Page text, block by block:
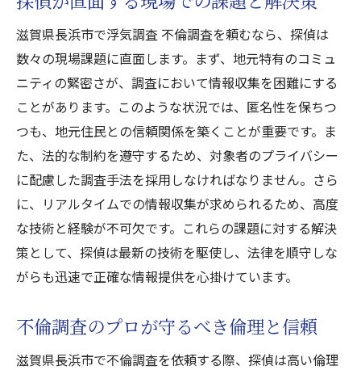
滋賀県長浜市で浮気調査 不倫調査を頼むなら、探偵は
数々の現場課題に直面します。まず、地元特有のコミュ
ニティの緊密さが、調査において情報収集を困難にする
ことがあります。このような状況では、匿名性を保ちつ
つも、地元住民との信頼関係を築くことが重要です。ま
た、法的な制約を遵守するため、対象者のプライバシー
に配慮した調査手法を採用しなければなりません。さら
に、リアルタイムでの情報収集が求められるため、高度
な技術と経験が不可欠です。これらの課題に対する解決
策として、探偵は最新の技術を駆使し、法律を順守しな
がらも迅速で正確な情報提供を心掛けています。
不倫調査のプロが守るべき倫理と信頼
滋賀県長浜市で不倫調査を依頼する際、探偵は高い倫理